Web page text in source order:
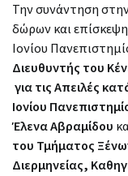
Την συνάντηση
δώρων και
Ιονίου
Διευθυντής του
για τις Απειλές
Ιονίου
Έλενα Αβραμίδου
του Τμήματος
Διερμηνείας,